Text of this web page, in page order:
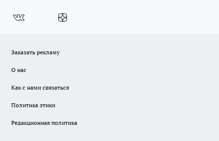
Заказать рекламу
О нас
Как с нами связаться
Политика этики
Редакционная политика